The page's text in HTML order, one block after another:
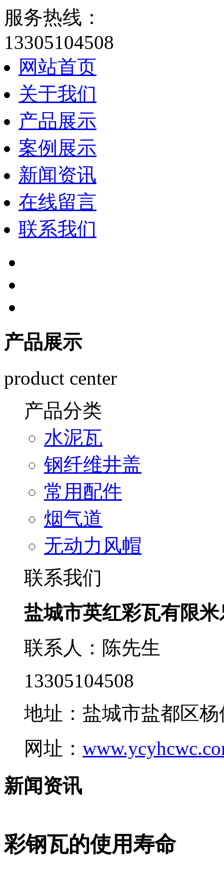
服务热线：
13305104508
网站首页
关于我们
产品展示
案例展示
新闻资讯
在线留言
联系我们
产品展示
product center
产品分类
水泥瓦
钢纤维井盖
常用配件
烟气道
无动力风帽
联系我们
盐城市英红彩瓦有限
联系人：陈先生
13305104508
地址：盐城市盐都区
网址：
新闻资讯
彩钢瓦的使用寿命